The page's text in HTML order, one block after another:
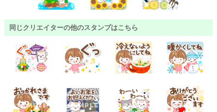
同じクリエイターの他のスタンプはこちら